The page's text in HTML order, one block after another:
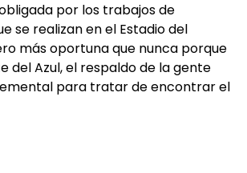
por los trabajos de
se realizan en el Estadio del
más oportuna que nunca porque
del Azul, el respaldo de la gente
para tratar de encontrar el